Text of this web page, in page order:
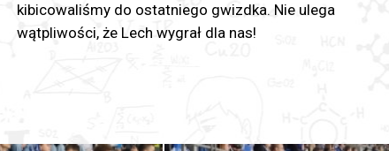
kibicowaliśmy do ostatniego gwizdka. Nie ulega
wątpliwości, że Lech wygrał dla nas!